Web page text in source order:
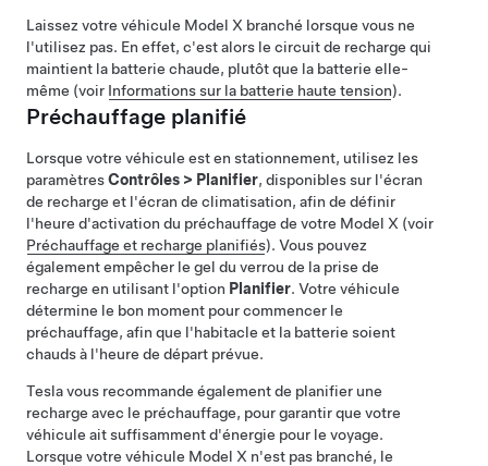
Laissez votre véhicule Model X branché lorsque vous ne
l'utilisez pas. En effet, c'est alors le circuit de recharge qui
maintient la batterie chaude, plutôt que la batterie elle-
même (voir Informations sur la batterie haute tension).
Préchauffage planifié
Lorsque votre véhicule est en stationnement, utilisez les
paramètresContrôles > Planifier, disponibles sur l'écran
de recharge et l'écran de climatisation, afin de définir
l'heure d'activation du préchauffage de votre Model X (voir
Préchauffage et recharge planifiés). Vous pouvez
également empêcher le gel du verrou de la prise de
recharge en utilisant l'option Planifier. Votre véhicule
détermine le bon moment pour commencer le
préchauffage, afin que l'habitacle et la batterie soient
chauds à l'heure de départ prévue.
Tesla vous recommande également de planifier une
recharge avec le préchauffage, pour garantir que votre
véhicule ait suffisamment d'énergie pour le voyage.
Lorsque votre véhicule Model X n'est pas branché, le